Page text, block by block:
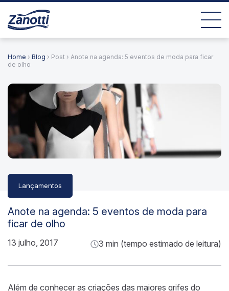
Home › Blog › Post › Anote na agenda: 5 eventos de moda para ficar
de olho
Lançamentos
Anote na agenda: 5 eventos de moda para
ficar de olho
13 julho, 2017 3 min (tempo estimado de leitura)
Além de conhecer as criações das maiores grifes do